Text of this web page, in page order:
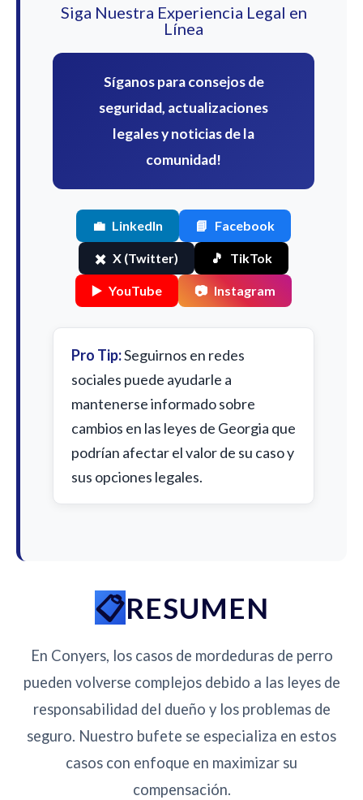
Siga Nuestra Experiencia Legal en
Línea
Síganos para consejos de
seguridad, actualizaciones
legales y noticias de la
comunidad!
💼 LinkedIn 📘 Facebook
✖️ X (Twitter) 🎵 TikTok
▶️ YouTube 📷 Instagram
Pro Tip:Seguirnos en redes
sociales puede ayudarle a
mantenerse informado sobre
cambios en las leyes de Georgia que
podrían afectar el valor de su caso y
sus opciones legales.
RESUMEN
En Conyers, los casos de mordeduras de perro
pueden volverse complejos debido a las leyes de
responsabilidad del dueño y los problemas de
seguro. Nuestro bufete se especializa en estos
casos con enfoque en maximizar su
compensación.